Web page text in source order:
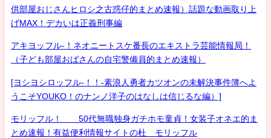
供部屋おじさんヒロシ之古惑仔的まとめ速報）話題な動画取り上
げMAX！デカいは正義刑事編
アキヨッフル-！ネオニートスケ番長のエキストラ芸能情報局！
（子ども部屋おばさんの自宅警備員的まとめ速報）
[ヨシヨシロッフル-！！-素浪人勇者カツオンの未解決事件簿へよ
うこそYOUKO！のナンノ洋子のはなしは信じるな編）]
モリッフル！ 50代無職独身ガチホモ童貞！女装子オネエ的ま
とめ速報！有益便利情報サイトの杜 モリッフル